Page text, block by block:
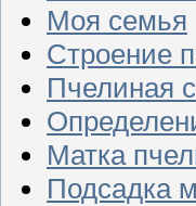
Моя семья
Строение
Пчелиная
Матка
Подсадка